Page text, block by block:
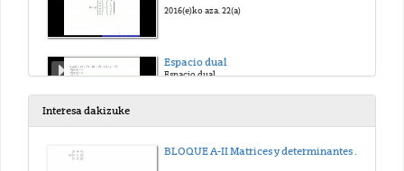
2016(e)ko aza. 22(a)
Espacio dual
Espacio dual
Interesa dakizuke
BLOQUE A-II Matrices y determinantes - Determinante Linea